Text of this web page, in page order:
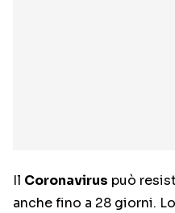
Il Coronavirus può
anche fino a 28 giorni.